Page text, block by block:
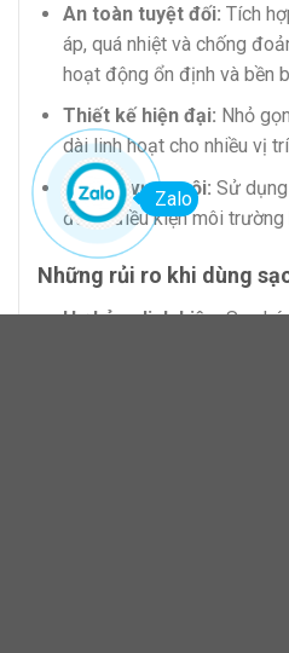
An toàn tuyệt đối: Tích
áp, quá nhiệt và chống
hoạt động ổn định và bền
Thiết kế hiện đại: Nhỏ
dài linh hoạt cho nhiều vị
Độ bền vượt trội: Sử
được điều kiện môi trường
Những rủi ro khi dùng
Hư hỏng linh kiện:Sạc
Zalo